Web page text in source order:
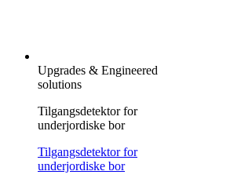
Upgrades & Engineered
solutions
Tilgangsdetektor for
underjordiske bor
Tilgangsdetektor for
underjordiske bor